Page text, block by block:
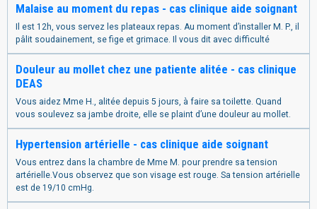
Malaise au moment du repas - cas clinique aide soignant
Il est 12h, vous servez les plateaux repas. Au moment d’installer M. P., il
pâlit soudainement, se fige et grimace. Il vous dit avec difficulté
Douleur au mollet chez une patiente alitée - cas clinique
DEAS
Vous aidez Mme H., alitée depuis 5 jours, à faire sa toilette. Quand
vous soulevez sa jambe droite, elle se plaint d’une douleur au mollet.
Hypertension artérielle - cas clinique aide soignant
Vous entrez dans la chambre de Mme M. pour prendre sa tension
artérielle.Vous observez que son visage est rouge. Sa tension artérielle
est de 19/10 cmHg.